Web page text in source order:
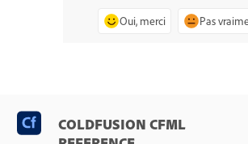
Oui, merci Pas
COLDFUSION CFML